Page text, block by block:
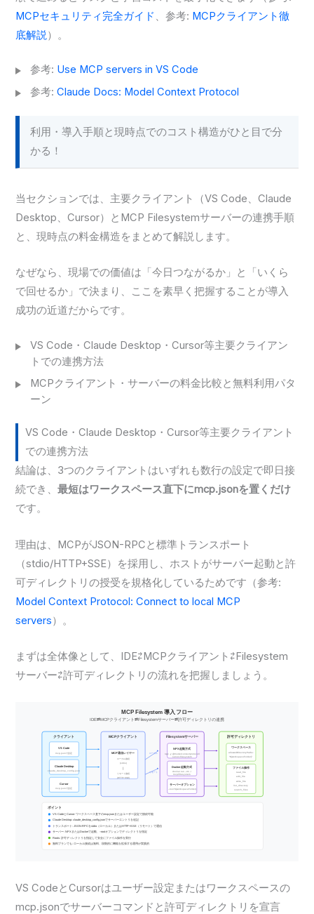
MCPセキュリティ完全ガイド 、参考: MCPクライアント徹
底解説）。
参考: Use MCP servers in VS Code
参考: Claude Docs: Model Context Protocol
利用・導入手順と現時点でのコスト構造がひと目で分
かる！
当セクションでは、主要クライアント（VS Code、Claude
Desktop、Cursor）とMCP Filesystemサーバーの連携手順
と、現時点の料金構造をまとめて解説します。
なぜなら、現場での価値は「今日つながるか」と「いくら
で回せるか」で決まり、ここを素早く把握することが導入
成功の近道だからです。
VS Code・Claude Desktop・Cursor等主要クライアン
トでの連携方法
MCPクライアント・サーバーの料金比較と無料利用パタ
ーン
VS Code・Claude Desktop・Cursor等主要クライアント
での連携方法
結論は、3つのクライアントはいずれも数行の設定で即日接
続でき、最短はワークスペース直下にmcp.jsonを置くだけ
です。
理由は、MCPがJSON-RPCと標準トランスポート
（stdio/HTTP+SSE）を採用し、ホストがサーバー起動と許
可ディレクトリの授受を規格化しているためです（参考:
Model Context Protocol: Connect to local MCP
servers）。
まずは全体像として、IDE⇄MCPクライアント⇄Filesystem
サーバー⇄許可ディレクトリの流れを把握しましょう。
VS CodeとCursorはユーザー設定またはワークスペースの
mcp.jsonでサーバーコマンドと許可ディレクトリを宣言